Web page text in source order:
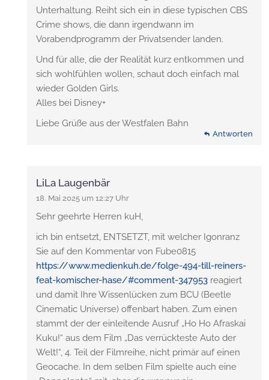
Unterhaltung. Reiht sich ein in diese typischen CBS
Crime shows, die dann irgendwann im
Vorabendprogramm der Privatsender landen.
Und für alle, die der Realität kurz entkommen und
sich wohlfühlen wollen, schaut doch einfach mal
wieder Golden Girls.
Alles bei Disney+
Liebe Grüße aus der Westfalen Bahn
Antworten
LiLa Laugenbär
18. Mai 2025 um 12:27 Uhr
Sehr geehrte Herren kuH,
ich bin entsetzt, ENTSETZT, mit welcher Igonranz
Sie auf den Kommentar von Fube0815
https://www.medienkuh.de/folge-494-till-reiners-
feat-komischer-hase/#comment-347953 reagiert
und damit Ihre Wissenlücken zum BCU (Beetle
Cinematic Universe) offenbart haben. Zum einen
stammt der der einleitende Ausruf „Ho Ho Afraskai
Kuku!“ aus dem Film „Das verrückteste Auto der
Welt!“, 4. Teil der Filmreihe, nicht primär auf einen
Geocache. In dem selben Film spielte auch eine